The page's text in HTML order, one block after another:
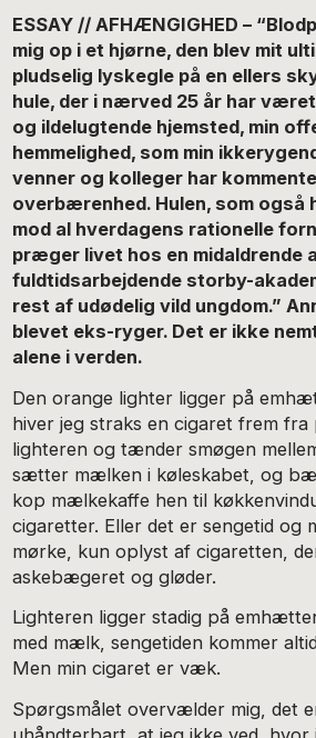
ESSAY // AFHÆNGIGHED –
mig op i et hjørne, den blev mit
pludselig lyskegle på en ellers
hule, der i nærved 25 år har
og ildelugtende hjemsted, min
hemmelighed, som min
venner og kolleger har
overbærenhed. Hulen, som
mod al hverdagens rationelle
præger livet hos en midaldrende
fuldtidsarbejdende storby-
rest af udødelig vild ungdom.”
blevet eks-ryger. Det er ikke
alene i verden.
Den orange lighter ligger på
hiver jeg straks en cigaret frem
lighteren og tænder smøgen
sætter mælken i køleskabet, og
kop mælkekaffe hen til
cigaretter. Eller det er sengetid og
mørke, kun oplyst af cigaretten,
askebægeret og gløder.
Lighteren ligger stadig på
med mælk, sengetiden kommer
Men min cigaret er væk.
Spørgsmålet overvælder mig, det